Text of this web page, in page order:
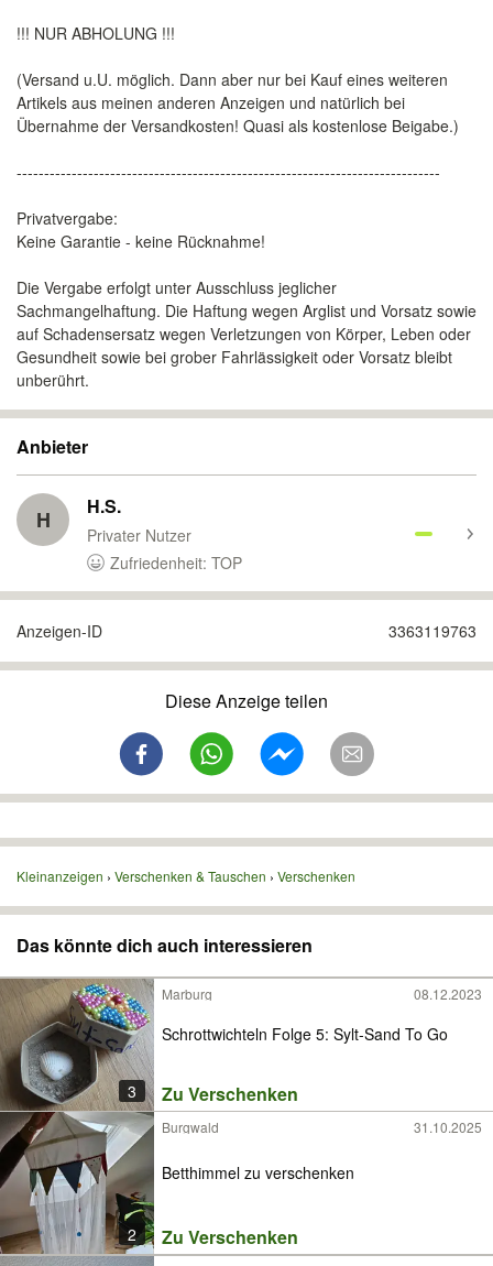
!!! NUR ABHOLUNG !!!
(Versand u.U. möglich. Dann aber nur bei Kauf eines weiteren
Artikels aus meinen anderen Anzeigen und natürlich bei
Übernahme der Versandkosten! Quasi als kostenlose Beigabe.)
-----------------------------------------------------------------------------
Privatvergabe:
Keine Garantie - keine Rücknahme!
Die Vergabe erfolgt unter Ausschluss jeglicher
Sachmangelhaftung. Die Haftung wegen Arglist und Vorsatz sowie
auf Schadensersatz wegen Verletzungen von Körper, Leben oder
Gesundheit sowie bei grober Fahrlässigkeit oder Vorsatz bleibt
unberührt.
Anbieter
H H.S.
Privater Nutzer
Zufriedenheit: TOP
Anzeigen-ID 3363119763
Diese Anzeige teilen
Kleinanzeigen Verschenken & Tauschen Verschenken
Das könnte dich auch interessieren
3
Marburg 08.12.2023
Schrottwichteln Folge 5: Sylt-Sand To Go
Zu Verschenken
2
Burgwald 31.10.2025
Betthimmel zu verschenken
Zu Verschenken